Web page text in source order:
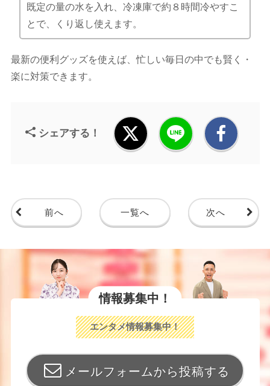
既定の量の水を入れ、冷凍庫で約８時間冷やすこ
とで、くり返し使えます。
最新の便利グッズを使えば、忙しい毎日の中でも賢く・
楽に対策できます。
シェアする！
前へ 一覧へ 次へ
情報募集中！
エンタメ情報募集中！
メールフォームから投稿する